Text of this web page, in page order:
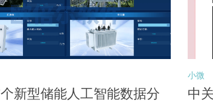
新型储能人工智能数据分
小微
中